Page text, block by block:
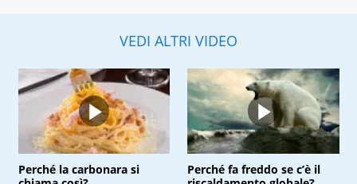
VEDI ALTRI VIDEO
Perché la carbonara si
Perché fa freddo se c’è il